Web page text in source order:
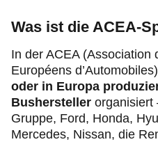
Was ist die ACEA-
In der ACEA (Association
Européens
oder in Europa
Bushersteller organisiert
Gruppe, Ford, Honda,
Mercedes, Nissan, die